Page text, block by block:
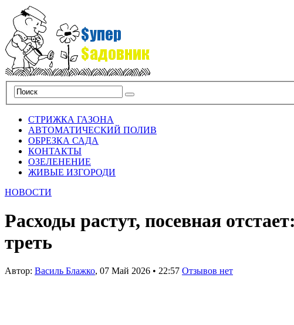
СТРИЖКА ГАЗОНА
АВТОМАТИЧЕСКИЙ ПОЛИВ
ОБРЕЗКА САДА
КОНТАКТЫ
ОЗЕЛЕНЕНИЕ
ЖИВЫЕ ИЗГОРОДИ
НОВОСТИ
Расходы растут, посевная
треть
Автор: Василь Блажко, 07 Май 2026 • 22:57 Отзывов нет